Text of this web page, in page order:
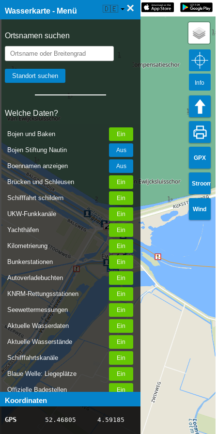
Wasserkarte - Menü ×
Ortsnamen suchen
Welche Daten?
Bojen und Baken
Bojen Stiftung Nautin
Boennamen anzeigen
Brücken und Schleusen
Schifffahrt schildern
UKW-Funkkanäle
Yachthäfen
Kilometrierung
Bunkerstationen
Autoverladebuchten
KNRM-Rettungsstationen
Seewettermessungen
Aktuelle Wasserdaten
Aktuelle Wasserstände
Schifffahrtskanäle
Blaue Welle: Liegeplätze
Offizielle Badestellen
Nachrichten Binnenschifffahrt
AIS-Schiffspositionen
Koordinaten
GPS 52.46805 4.59185
☰ Wasserkarte Live 🇩🇪
GPX
Stroom
Wind
Info